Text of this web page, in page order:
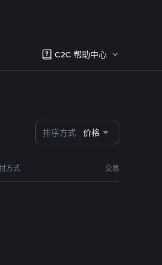
C2C 帮助中心
排序方式 价格
方式 交易